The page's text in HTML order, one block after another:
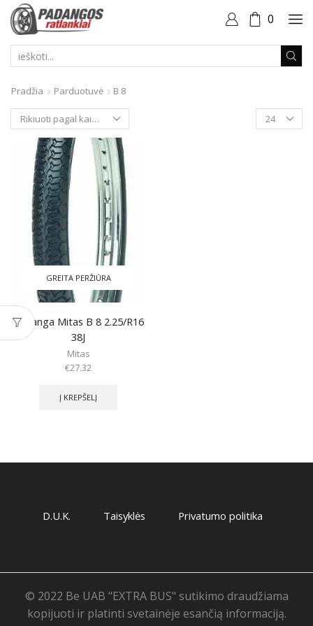
0
Pradžia Parduotuvė
B 8
Produktai
puslapyje
GREITA PERŽIŪRA
Padanga Mitas B 8 2.25/R16
38J
Mitas
€27.32
Į KREPŠELĮ
D.U.K. Taisyklės Privatumo politika
© 2022 Be UAB "EXTRA BUS" sutikimo draudžiama
kopijuoti ir platinti svetainėje esančią informaciją.